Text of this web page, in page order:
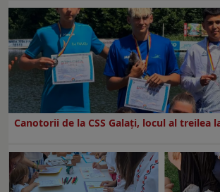
Canotorii de la CSS Galați, locul al treilea